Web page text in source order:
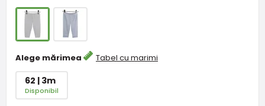
Alege mărimea Tabel cu marimi
62 | 3m
Disponibil